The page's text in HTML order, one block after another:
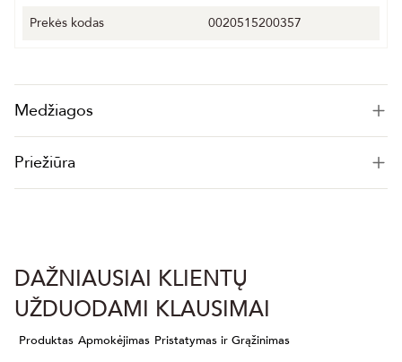
Prekės kodas
0020515200357
Medžiagos
Priežiūra
DAŽNIAUSIAI KLIENTŲ
UŽDUODAMI KLAUSIMAI
Produktas Apmokėjimas Pristatymas ir Grąžinimas